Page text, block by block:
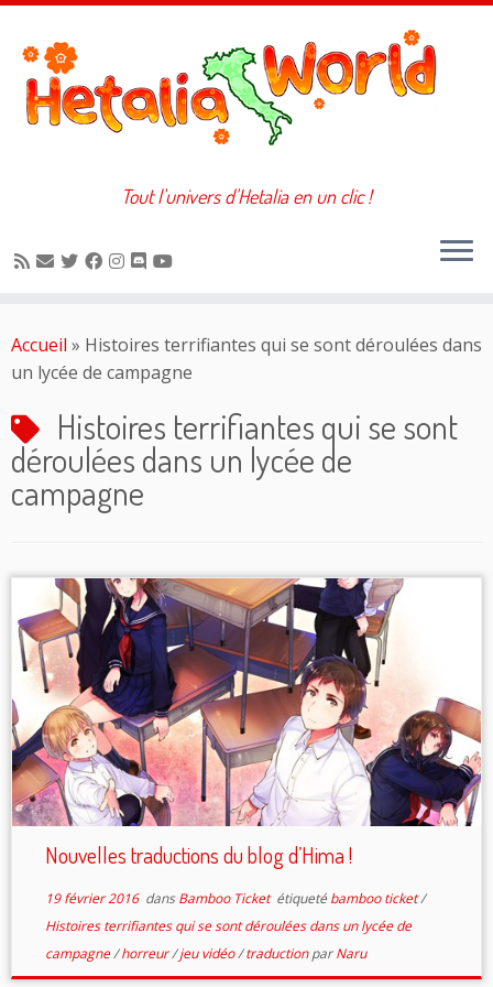
au
contenu
Tout l'univers d'Hetalia en un clic !
Accueil » Histoires terrifiantes qui se sont déroulées dans
un lycée de campagne
Histoires terrifiantes qui se sont
déroulées dans un lycée de
campagne
Nouvelles traductions du blog d’Hima !
19 février 2016dansBamboo Ticket étiqueté bamboo ticket/
Histoires terrifiantes qui se sont déroulées dans un lycée de
campagne/horreur/jeu vidéo/traductionparNaru